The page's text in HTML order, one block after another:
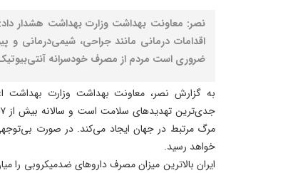
نصر: معاونت بهداشت وزارت بهداشت هشدار
اقدامات درمانی مانند جراحی، شیمی‌درمانی و
ضروری است مردم از مصرف خودسرانه
به گزارش نصر، معاونت بهداشت وزارت بهداشت
خواهد رسید.